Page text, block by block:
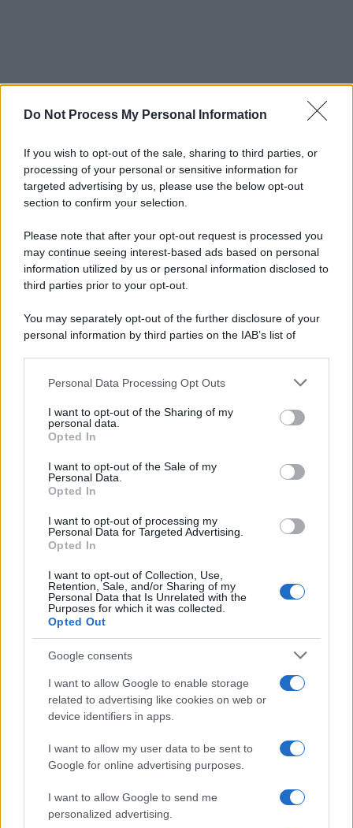
Do Not Process My Personal Information
If you wish to opt-out of the sale, sharing to third parties, or
processing of your personal or sensitive information for
targeted advertising by us, please use the below opt-out
section to confirm your selection.
Please note that after your opt-out request is processed you
may continue seeing interest-based ads based on personal
information utilized by us or personal information disclosed to
third parties prior to your opt-out.
You may separately opt-out of the further disclosure of your
personal information by third parties on the IAB’s list of
This information may also be disclosed by us to third parties
disclose it to other third parties.
Please note that this website/app uses one or more Google
services and may gather and store information including but
not limited to your visit or usage behaviour. You may click to
grant or deny consent to Google and its third-party tags to
consent section.
Personal Data Processing Opt Outs
I want to opt-out of the Sharing of my
personal data.
Opted In
I want to opt-out of the Sale of my
Personal Data.
Opted In
I want to opt-out of processing my
Personal Data for Targeted Advertising.
Opted In
I want to opt-out of Collection, Use,
Retention, Sale, and/or Sharing of my
Personal Data that Is Unrelated with the
Purposes for which it was collected.
Opted Out
Google consents
I want to allow Google to enable storage
related to advertising like cookies on web or
device identifiers in apps.
I want to allow my user data to be sent to
Google for online advertising purposes.
I want to allow Google to send me
personalized advertising.